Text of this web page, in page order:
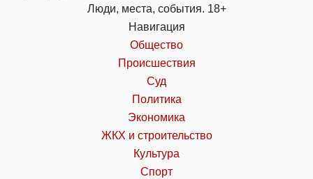
Люди, места, события. 18+
Навигация
Общество
Происшествия
Суд
Политика
Экономика
ЖКХ и строительство
Культура
Спорт